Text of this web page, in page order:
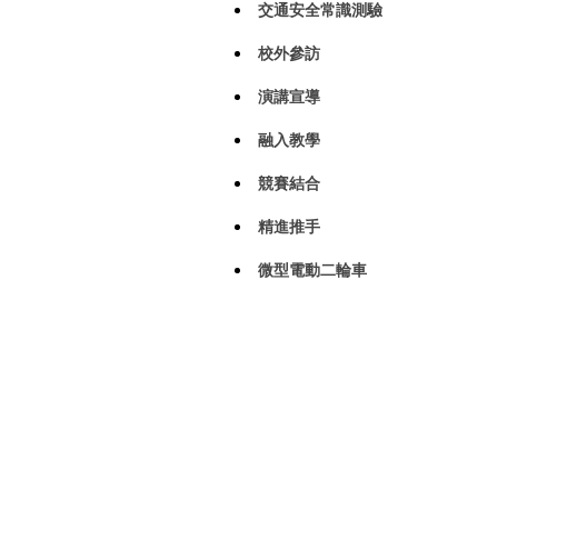
交通安全常識測驗
校外參訪
演講宣導
融入教學
競賽結合
精進推手
微型電動二輪車